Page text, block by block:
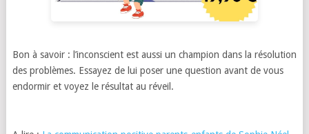
Bon à savoir : l’inconscient est aussi un champion dans la résolution
des problèmes. Essayez de lui poser une question avant de vous
endormir et voyez le résultat au réveil.